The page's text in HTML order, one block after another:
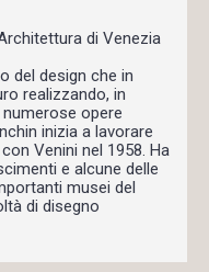
di Venezia
del design che in
realizzando, in
opere
inizia a lavorare
Venini nel 1958. Ha
e alcune delle
musei del
di disegno